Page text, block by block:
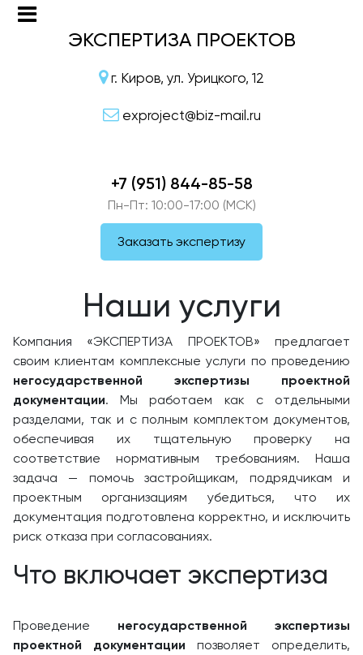
ЭКСПЕРТИЗА ПРОЕКТОВ
г. Киров, ул. Урицкого, 12
exproject@biz-mail.ru
+7 (951) 844-85-58
Пн-Пт: 10:00-17:00 (МСК)
Заказать экспертизу
Наши услуги
Компания «ЭКСПЕРТИЗА ПРОЕКТОВ» предлагает
своим клиентам комплексные услуги по проведению
негосударственной экспертизы проектной
документации. Мы работаем как с отдельными
разделами, так и с полным комплектом документов,
обеспечивая их тщательную проверку на
соответствие нормативным требованиям. Наша
задача — помочь застройщикам, подрядчикам и
проектным организациям убедиться, что их
документация подготовлена корректно, и исключить
риск отказа при согласованиях.
Что включает экспертиза
Проведение негосударственной экспертизы
проектной документации позволяет определить,